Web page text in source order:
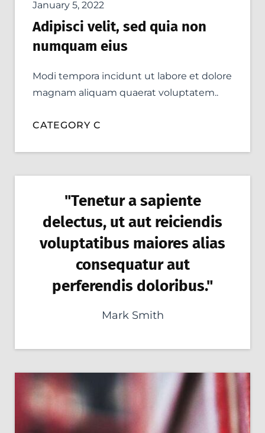
January 5, 2022
Adipisci velit, sed quia non
numquam eius
Modi tempora incidunt ut labore et dolore
magnam aliquam quaerat voluptatem..
CATEGORY C
"Tenetur a sapiente
delectus, ut aut reiciendis
voluptatibus maiores alias
consequatur aut
perferendis doloribus."
Mark Smith